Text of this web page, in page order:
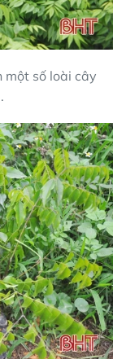
một số loài cây